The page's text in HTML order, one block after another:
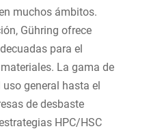
muchos ámbitos.
Gühring ofrece
para el
La gama de
general hasta el
de desbaste
HPC/HSC